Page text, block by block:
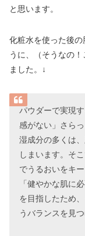
と思います。
化粧水を使った後
うに、（そうなの
ました。↓
パウダーで実現
感がない」さら
湿成分の多くは
しまいます。そ
でうるおいをキ
「健やかな肌に
を目指したため
うバランスを見